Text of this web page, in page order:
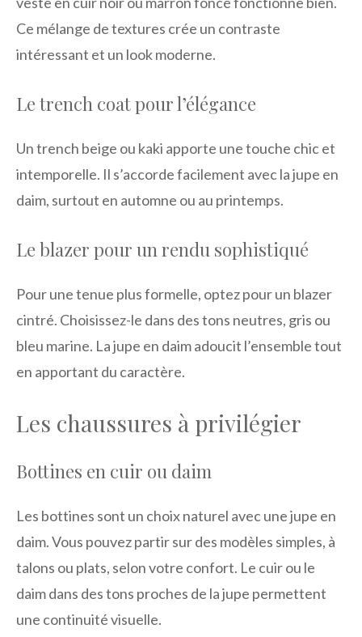
Ce mélange de textures crée un contraste
intéressant et un look moderne.
Le trench coat pour l’élégance
Un trench beige ou kaki apporte une touche chic et
intemporelle. Il s’accorde facilement avec la jupe en
daim, surtout en automne ou au printemps.
Le blazer pour un rendu sophistiqué
Pour une tenue plus formelle, optez pour un blazer
cintré. Choisissez-le dans des tons neutres, gris ou
bleu marine. La jupe en daim adoucit l’ensemble tout
en apportant du caractère.
Les chaussures à privilégier
Bottines en cuir ou daim
Les bottines sont un choix naturel avec une jupe en
daim. Vous pouvez partir sur des modèles simples, à
talons ou plats, selon votre confort. Le cuir ou le
daim dans des tons proches de la jupe permettent
une continuité visuelle.